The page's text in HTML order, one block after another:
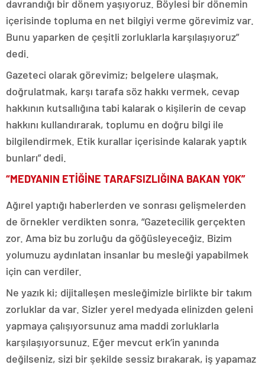
davrandığı bir dönem yaşıyoruz. Böylesi bir dönemin
içerisinde topluma en net bilgiyi verme görevimiz var.
Bunu yaparken de çeşitli zorluklarla karşılaşıyoruz”
dedi.
Gazeteci olarak görevimiz; belgelere ulaşmak,
doğrulatmak, karşı tarafa söz hakkı vermek, cevap
hakkının kutsallığına tabi kalarak o kişilerin de cevap
hakkını kullandırarak, toplumu en doğru bilgi ile
bilgilendirmek. Etik kurallar içerisinde kalarak yaptık
bunları” dedi.
“MEDYANIN ETİĞİNE TARAFSIZLIĞINA BAKAN YOK”
Ağırel yaptığı haberlerden ve sonrası gelişmelerden
de örnekler verdikten sonra, “Gazetecilik gerçekten
zor. Ama biz bu zorluğu da göğüsleyeceğiz. Bizim
yolumuzu aydınlatan insanlar bu mesleği yapabilmek
için can verdiler.
Ne yazık ki; dijitalleşen mesleğimizle birlikte bir takım
zorluklar da var. Sizler yerel medyada elinizden geleni
yapmaya çalışıyorsunuz ama maddi zorluklarla
karşılaşıyorsunuz. Eğer mevcut erk’in yanında
değilseniz, sizi bir şekilde sessiz bırakarak, iş yapamaz